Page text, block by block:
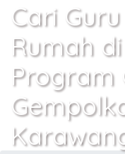
Cari
Rumah
Program